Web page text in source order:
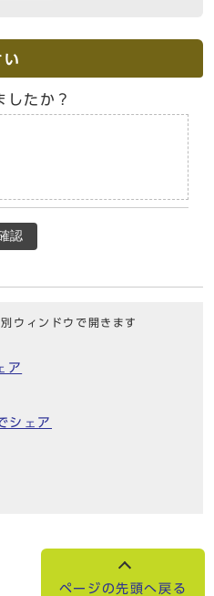
い
したか？
認
ウィンドウで開きます
ア
シェア
ページの先頭へ戻る